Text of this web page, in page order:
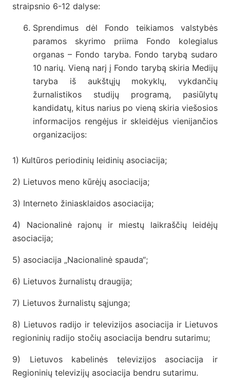
straipsnio 6-12 dalyse:
Sprendimus dėl Fondo teikiamos valstybės
paramos skyrimo priima Fondo kolegialus
organas – Fondo taryba. Fondo tarybą sudaro
10 narių. Vieną narį į Fondo tarybą skiria Medijų
taryba iš aukštųjų mokyklų, vykdančių
žurnalistikos studijų programą, pasiūlytų
kandidatų, kitus narius po vieną skiria viešosios
informacijos rengėjus ir skleidėjus vienijančios
organizacijos:
1) Kultūros periodinių leidinių asociacija;
2) Lietuvos meno kūrėjų asociacija;
3) Interneto žiniasklaidos asociacija;
4) Nacionalinė rajonų ir miestų laikraščių leidėjų
asociacija;
5) asociacija „Nacionalinė spauda“;
6) Lietuvos žurnalistų draugija;
7) Lietuvos žurnalistų sąjunga;
8) Lietuvos radijo ir televizijos asociacija ir Lietuvos
regioninių radijo stočių asociacija bendru sutarimu;
9) Lietuvos kabelinės televizijos asociacija ir
Regioninių televizijų asociacija bendru sutarimu.